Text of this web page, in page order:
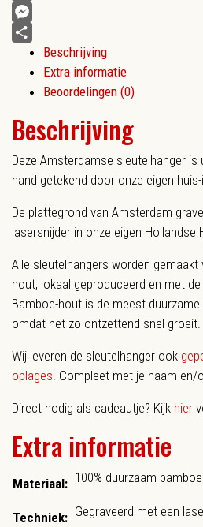
Copy
Link
Messenger
Delen
Beschrijving
Extra informatie
Beoordelingen (0)
Beschrijving
Deze Amsterdamse sleutelhanger
hand getekend door onze eigen
De plattegrond van Amsterdam
lasersnijder in onze eigen Hollandse
Alle sleutelhangers worden
hout, lokaal geproduceerd en met
Bamboe-hout is de meest
omdat het zo ontzettend snel groeit.
Wij leveren de sleutelhanger ook
oplages. Compleet met je naam en/
Direct nodig als cadeautje? Kijk hier
Extra informatie
Materiaal: 100% duurzaam bamboe
Techniek: Gegraveerd met een